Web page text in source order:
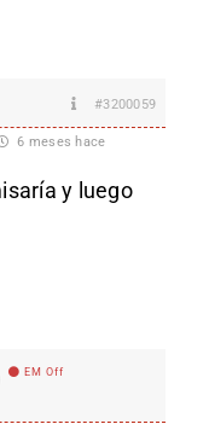
#3200059
6 meses hace
y luego
EM Off